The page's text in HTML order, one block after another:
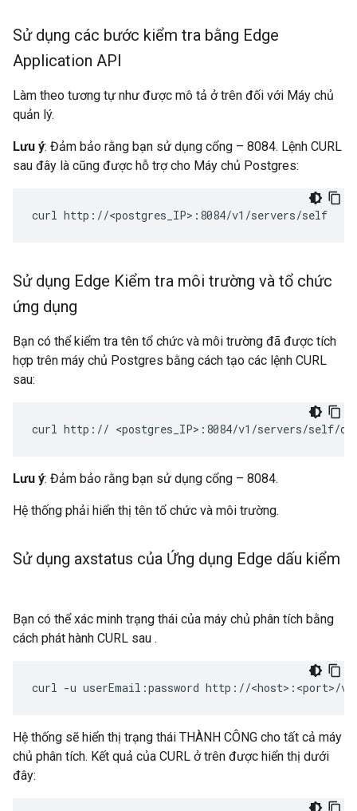
Sử dụng các bước kiểm tra bằng Edge
Application API
Làm theo tương tự như được mô tả ở trên đối với Máy chủ
quản lý.
Lưu ý: Đảm bảo rằng bạn sử dụng cổng – 8084. Lệnh CURL
sau đây là cũng được hỗ trợ cho Máy chủ Postgres:
curl http://<postgres_IP>:8084/v1/servers/self
Sử dụng Edge Kiểm tra môi trường và tổ chức
ứng dụng
Bạn có thể kiểm tra tên tổ chức và môi trường đã được tích
hợp trên máy chủ Postgres bằng cách tạo các lệnh CURL
sau:
curl http:// <postgres_IP>:8084/v1/servers/self/
Lưu ý: Đảm bảo rằng bạn sử dụng cổng – 8084.
Hệ thống phải hiển thị tên tổ chức và môi trường.
Sử dụng axstatus của Ứng dụng Edge dấu kiểm
Bạn có thể xác minh trạng thái của máy chủ phân tích bằng
cách phát hành CURL sau .
curl -u userEmail:password http://<host>:<port>/v1/
Hệ thống sẽ hiển thị trạng thái THÀNH CÔNG cho tất cả máy
chủ phân tích. Kết quả của CURL ở trên được hiển thị dưới
đây: